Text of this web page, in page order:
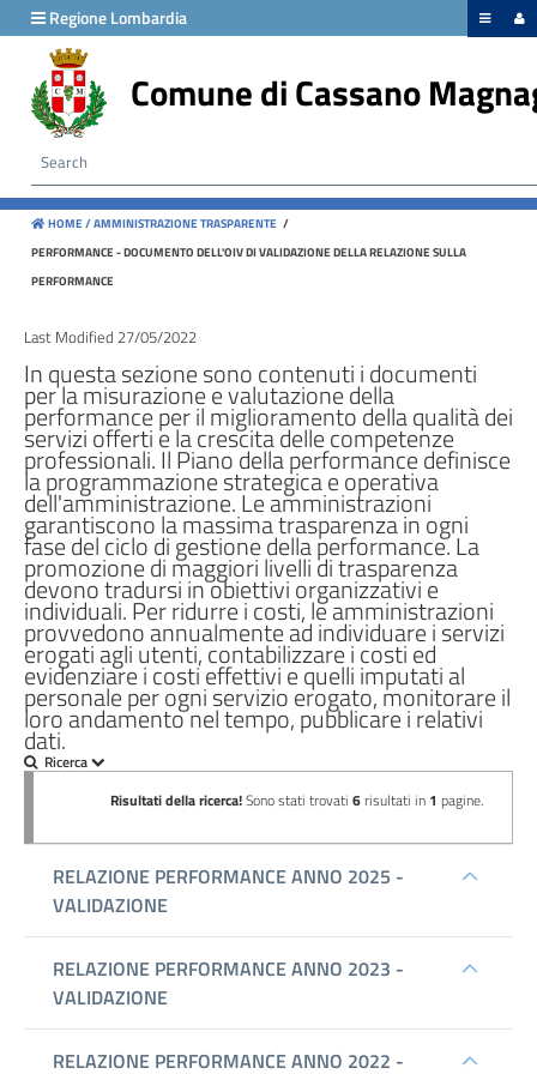
Regione Lombardia
Comune di Cassano
HOME /AMMINISTRAZIONE TRASPARENTE /
PERFORMANCE - DOCUMENTO DELL'OIV DI VALIDAZIONE DELLA RELAZIONE SULLA
PERFORMANCE
Last Modified 27/05/2022
In questa sezione sono contenuti i documenti
per la misurazione e valutazione della
performance per il miglioramento della qualità dei
servizi offerti e la crescita delle competenze
professionali. Il Piano della performance definisce
la programmazione strategica e operativa
dell'amministrazione. Le amministrazioni
garantiscono la massima trasparenza in ogni
fase del ciclo di gestione della performance. La
promozione di maggiori livelli di trasparenza
devono tradursi in obiettivi organizzativi e
individuali. Per ridurre i costi, le amministrazioni
provvedono annualmente ad individuare i servizi
erogati agli utenti, contabilizzare i costi ed
evidenziare i costi effettivi e quelli imputati al
personale per ogni servizio erogato, monitorare il
loro andamento nel tempo, pubblicare i relativi
dati.
menu
Disposizioni
generali
Organizzazione
Consulenti
Personale
Bandi
di
concorso
Performance
Enti
controllati
Attività
procedimenti
Bandi
gara
contratti
Sovvenzioni,